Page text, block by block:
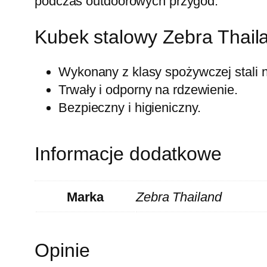
Kubek stalowy Zebra
Wykonany z klasy spożywczej stali
Trwały i odporny na rdzewienie.
Bezpieczny i higieniczny.
Informacje dodatkowe
Marka Zebra Thailand
Opinie